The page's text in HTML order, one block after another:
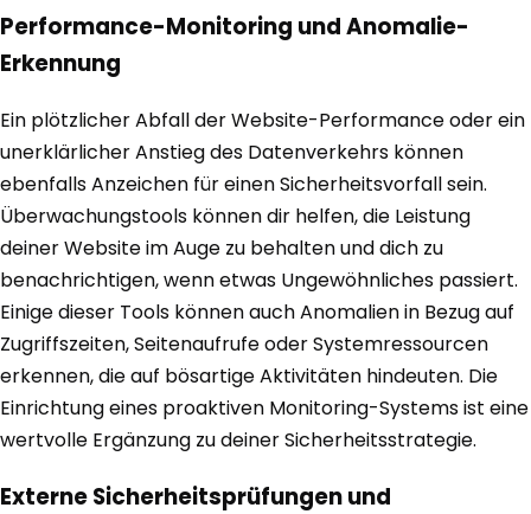
Performance-Monitoring und Anomalie-
Erkennung
Ein plötzlicher Abfall der Website-Performance oder ein
unerklärlicher Anstieg des Datenverkehrs können
ebenfalls Anzeichen für einen Sicherheitsvorfall sein.
Überwachungstools können dir helfen, die Leistung
deiner Website im Auge zu behalten und dich zu
benachrichtigen, wenn etwas Ungewöhnliches passiert.
Einige dieser Tools können auch Anomalien in Bezug auf
Zugriffszeiten, Seitenaufrufe oder Systemressourcen
erkennen, die auf bösartige Aktivitäten hindeuten. Die
Einrichtung eines proaktiven Monitoring-Systems ist eine
wertvolle Ergänzung zu deiner Sicherheitsstrategie.
Externe Sicherheitsprüfungen und